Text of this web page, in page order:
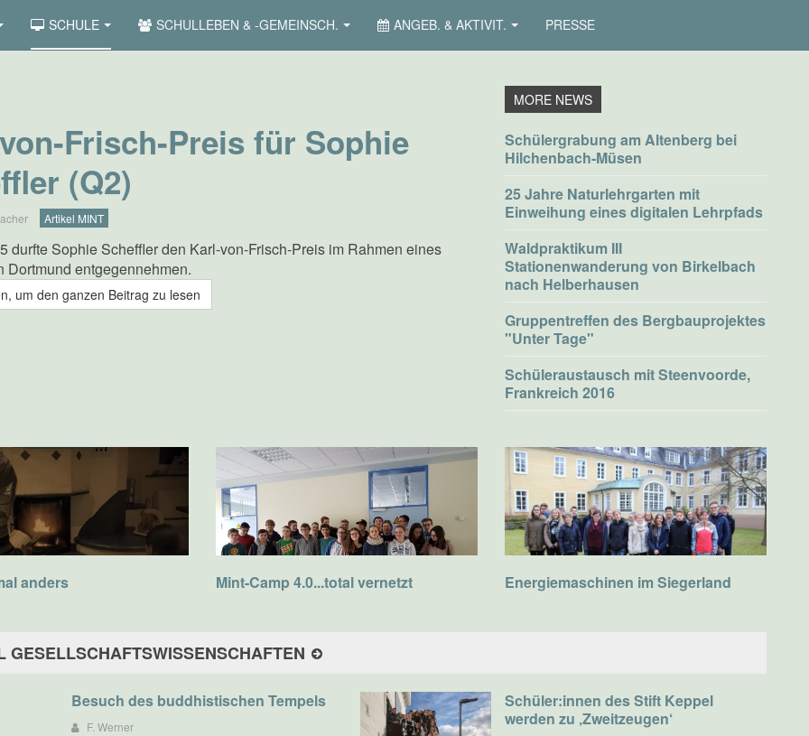
SCHULE SCHULLEBEN & -GEMEINSCH. ANGEB. & AKTIVIT. PRESSE
Frisch-Preis für Sophie
(Q2)
Artikel MINT
durfte Sophie Scheffler den Karl-von-Frisch-Preis im Rahmen eines
Dortmund entgegennehmen.
um den ganzen Beitrag zu lesen
Schülergrabung am Altenberg bei
Hilchenbach-Müsen
25 Jahre Naturlehrgarten mit
Einweihung eines digitalen Lehrpfads
Waldpraktikum III
Stationenwanderung von Birkelbach
nach Helberhausen
Gruppentreffen des Bergbauprojektes
"Unter Tage"
Schüleraustausch mit Steenvoorde,
Frankreich 2016
anders Mint-Camp 4.0...total vernetzt Energiemaschinen im Siegerland
GESELLSCHAFTSWISSENSCHAFTEN
Besuch des buddhistischen Tempels
F. Werner
Schüler:innen des Stift Keppel
werden zu ‚Zweitzeugen‘